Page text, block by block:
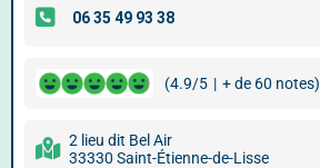
(4.9/5 | + de 60 notes)
2 lieu dit Bel Air
33330 Saint-Étienne-de-Lisse